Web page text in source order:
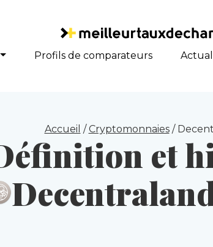
Profils de comparateurs
Accueil /Cryptomonnaies/
et